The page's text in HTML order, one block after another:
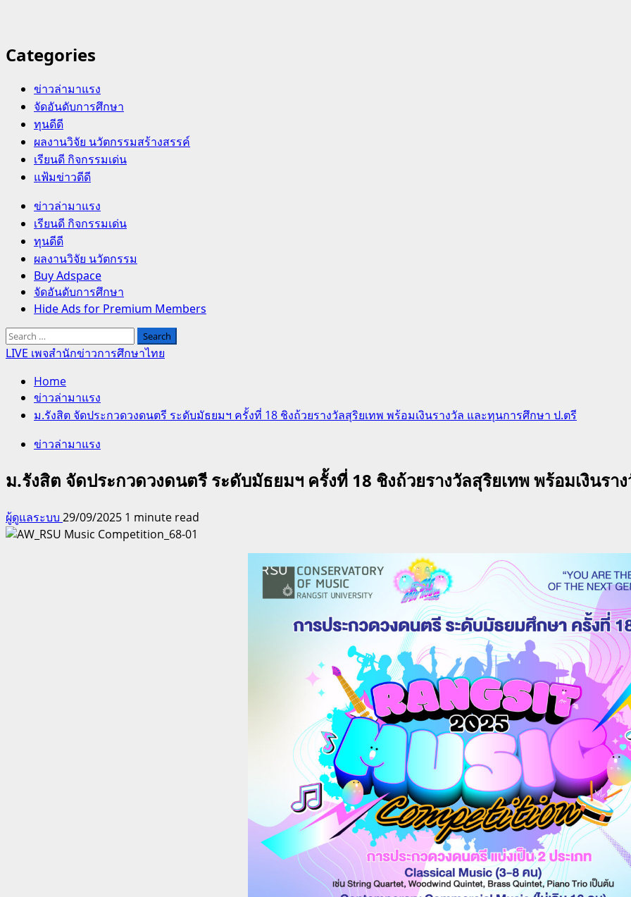
Categories
ข่าวล่ามาแรง
จัดอันดับการศึกษา
ทุนดีดี
ผลงานวิจัย นวัตกรรมสร้างสรรค์
เรียนดี กิจกรรมเด่น
แฟ้มข่าวดีดี
Primary
Menu
ข่าวล่ามาแรง
เรียนดี กิจกรรมเด่น
ทุนดีดี
ผลงานวิจัย นวัตกรรม
Buy Adspace
จัดอันดับการศึกษา
Hide Ads for Premium Members
Search
for:
LIVE เพจสำนักข่าวการศึกษาไทย
Home
ข่าวล่ามาแรง
ม.รังสิต จัดประกวดวงดนตรี ระดับมัธยมฯ ครั้งที่ 18 ชิงถ้วยรางวัลสุริยเทพ พร้อมเงินรางวัล และทุนการศึกษา ป.ตรี
ข่าวล่ามาแรง
ม.รังสิต จัดประกวดวงดนตรี ระดับมัธยมฯ ครั้งที่ 18 ชิงถ้วยรางวัลสุริยเทพ พร้อมเงินร
ผู้ดูแลระบบ 29/09/2025 1 minute read